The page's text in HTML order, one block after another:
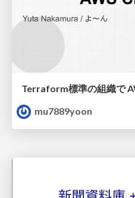
Terraform標準の組織で
mu7889yoon